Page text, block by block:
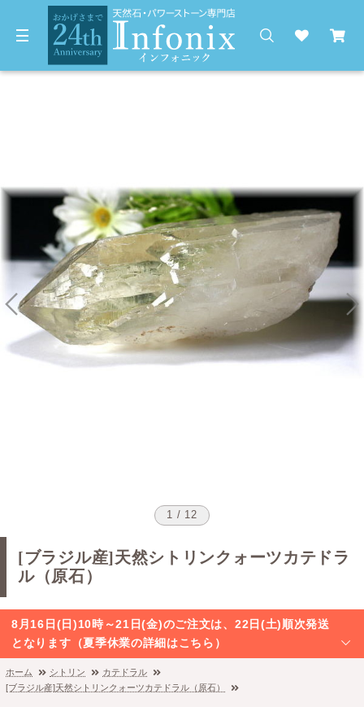
1 / 12
[ブラジル産]天然シトリンクォーツカテドラ
ル（原石）
8月16日(日)10時～21日(金)のご注文は、22日(土)順次発送
となります（夏季休業の詳細はこちら）
ホーム シトリン
カテドラル
[ブラジル産]天然シトリンクォーツカテドラル（原石）